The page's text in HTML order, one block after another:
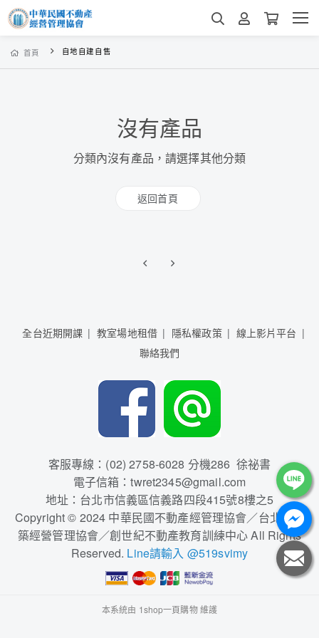
首頁 自地自建自售
沒有產品
分類內沒有產品，請選擇其他分類
返回首頁
全台近期開課 教室場地租借 隱私權政策
線上影片平台
聯絡我們
客服專線：(02) 2758-6028 分機286 徐祕書
電子信箱：twret2345@gmail.com
地址：台北市信義區信義路四段415號8樓之5
Copyright © 2024 中華民國不動產經管理協會／台北市建
築經營管理協會／創世紀不動產教育訓練中心 All Rights
Reserved. Line請輸入 @519svimy
本系統由 1shop一頁購物維護